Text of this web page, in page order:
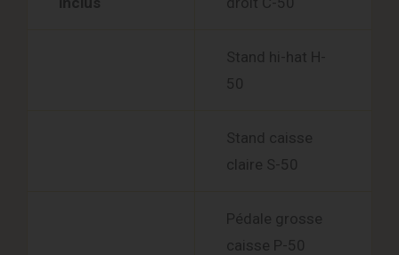
Stand hi-hat H-
50
Stand caisse
claire S-50
Pédale grosse
caisse P-50